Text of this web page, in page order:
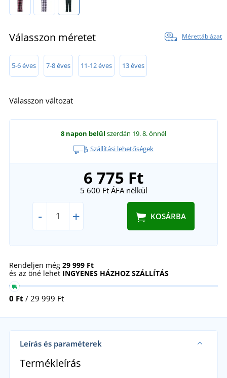
Válasszon méretet Mérettáblázat
5-6 éves 7-8 éves 11-12 éves 13 éves
Válasszon változat
8 napon belül szerdán 19. 8.önnél
Szállítási lehetőségek
6 775 Ft
5 600 FtÁFA nélkül
- + KOSÁRBA
Rendeljen még 29 999 Ft
és az öné lehet INGYENES HÁZHOZ SZÁLLÍTÁS
0 Ft / 29 999 Ft
Leírás és paraméterek
Termékleírás